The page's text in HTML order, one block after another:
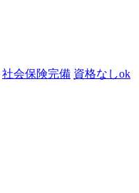
社会保険完備 資格なしok